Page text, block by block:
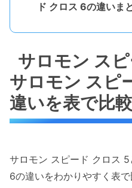
ド クロス 6の違いま
サロモン ス
サロモン スピ
違いを表で比較
サロモン スピード クロス
6の違いをわかりやすく表で